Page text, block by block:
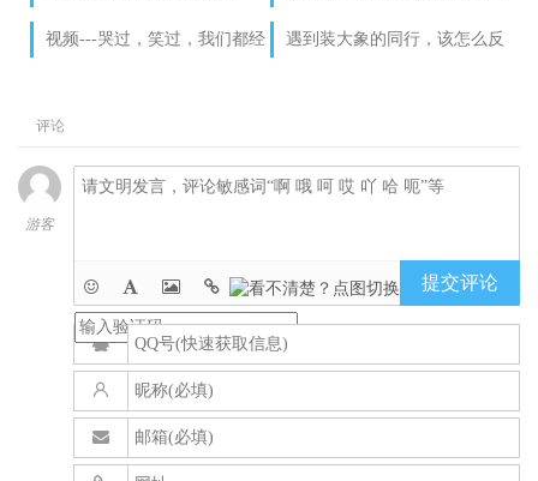
求
视频---哭过，笑过，我们都经
遇到装大象的同行，该怎么反
评论
游客
提交评论